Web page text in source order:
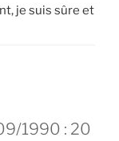
je suis sûre et
1990 : 20